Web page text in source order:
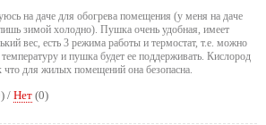
на даче для обогрева помещения (у меня на даче
зимой холодно). Пушка очень удобная, имеет
вес, есть 3 режима работы и термостат, т.е. можно
и пушка будет ее поддерживать. Кислород
что для жилых помещений она безопасна.
) / Нет (0)